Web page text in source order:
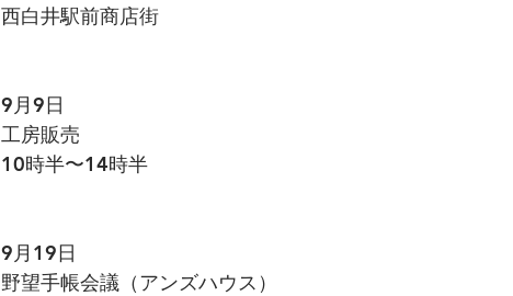
西白井駅前商店街
9月9日
工房販売
10時半〜14時半
9月19日
野望手帳会議（アンズハウス）